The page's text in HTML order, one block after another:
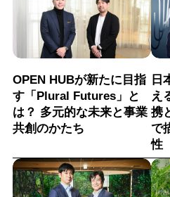
OPEN HUBが新たに目指
す「Plural Futures」と
は？ 多元的な未来と事業
共創のかたち
日
え
携
で
性